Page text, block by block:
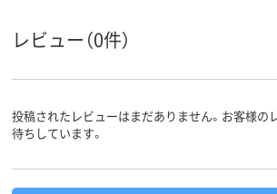
商品環境
レビュー（0件）
投稿されたレビューはまだありません。お客様の
待ちしています。